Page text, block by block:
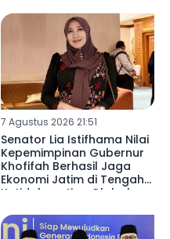
7 Agustus 2026 21:51
Senator Lia Istifhama Nilai
Kepemimpinan Gubernur
Khofifah Berhasil Jaga
Ekonomi Jatim di Tengah
Ketidakpastian Global